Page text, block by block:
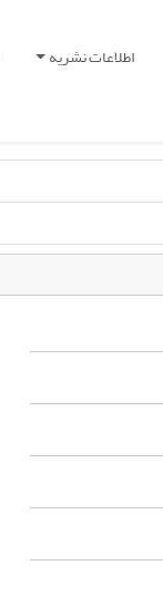
اطلاعات نشریه